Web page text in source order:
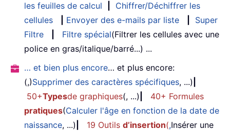
les feuilles de calcul
Chiffrer/Déchiffrer les
cellules
Envoyer des e-mails par liste
Super
Filtre
Filtre spécial(Filtrer les cellules avec une
police en gras/italique/barré...) ...
… et bien plus encore… et plus encore:
(,)Supprimer des caractères spécifiques, ...)
50+Typesde graphiques(, ...)
40+ Formules
pratiques(Calculer l'âge en fonction de la date de
naissance, ...) 19 Outils d’insertion(,Insérer une